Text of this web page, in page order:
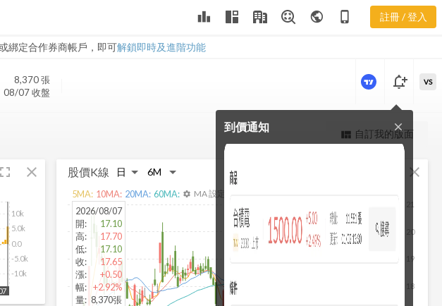
leaderboard public phone_iphone 註冊 / 登入
綁定合作券商帳戶，即可解鎖即時及進階功能
賣超
8,370張
08/07 收盤
更強大的進階價量圖表
notification_add
到價通知 close
VS
view_quilt 自訂我的版面
fullscreen close
-10k
-5.0k
0.0
5.0k
10k
股價K線 close
18
19
20
2026/08/07
開:
17.10
高:
17.70
低:
17.10
收:
17.65
漲:
+0.50
幅: +2.92%
量: 8,370張
5MA: 10MA: 20MA: 60MA: settings MA 設定